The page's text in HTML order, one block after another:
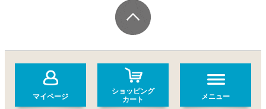
マイページ
ショッピング
カート
メニュー